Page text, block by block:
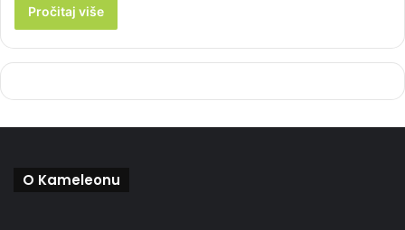
Pročitaj više
O Kameleonu